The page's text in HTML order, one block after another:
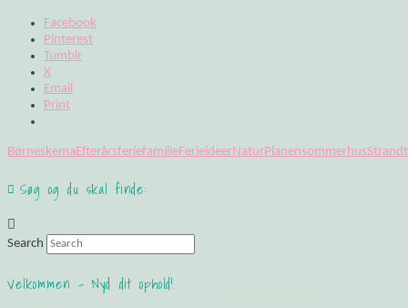
Facebook
Pinterest
Tumblr
X
Email
Print
BørneskemaEfterårsferiefamilieFerieideerNaturPlanensommerhusStrand
Søg og du skal finde:
Search
Velkommen – Nyd dit ophold!